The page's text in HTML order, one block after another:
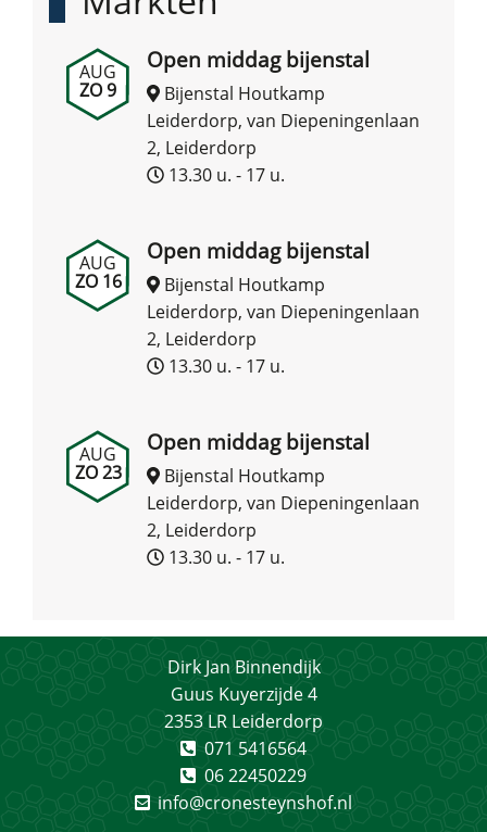
AUG
ZO 9
Open middag bijenstal
Bijenstal Houtkamp
Leiderdorp, van Diepeningenlaan
2, Leiderdorp
13.30 u. - 17 u.
AUG
ZO 16
Open middag bijenstal
Bijenstal Houtkamp
Leiderdorp, van Diepeningenlaan
2, Leiderdorp
13.30 u. - 17 u.
AUG
ZO 23
Open middag bijenstal
Bijenstal Houtkamp
Leiderdorp, van Diepeningenlaan
2, Leiderdorp
13.30 u. - 17 u.
Dirk Jan Binnendijk
Guus Kuyerzijde 4
2353 LR Leiderdorp
071 5416564
06 22450229
info@cronesteynshof.nl